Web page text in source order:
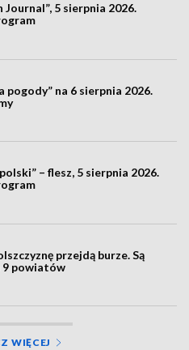
Journal”, 5 sierpnia 2026.
pogody” na 6 sierpnia 2026.
– flesz, 5 sierpnia 2026.
przejdą burze. Są
powiatów
WIĘCEJ